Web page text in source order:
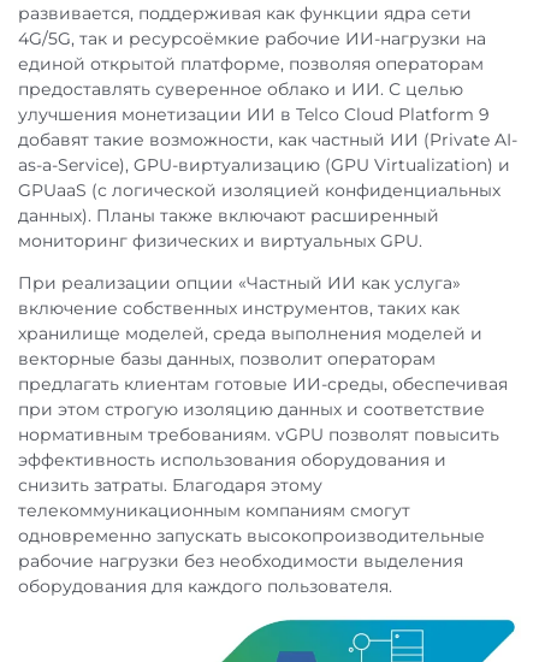
развивается, поддерживая как функции ядра сети
4G/5G, так и ресурсоёмкие рабочие ИИ-нагрузки на
единой открытой платформе, позволяя операторам
предоставлять суверенное облако и ИИ. С целью
улучшения монетизации ИИ в Telco Cloud Platform 9
добавят такие возможности, как частный ИИ (Private AI-
as-a-Service), GPU-виртуализацию (GPU Virtualization) и
GPUaaS (с логической изоляцией конфиденциальных
данных). Планы также включают расширенный
мониторинг физических и виртуальных GPU.
При реализации опции «Частный ИИ как услуга»
включение собственных инструментов, таких как
хранилище моделей, среда выполнения моделей и
векторные базы данных, позволит операторам
предлагать клиентам готовые ИИ-среды, обеспечивая
при этом строгую изоляцию данных и соответствие
нормативным требованиям. vGPU позволят повысить
эффективность использования оборудования и
снизить затраты. Благодаря этому
телекоммуникационным компаниям смогут
одновременно запускать высокопроизводительные
рабочие нагрузки без необходимости выделения
оборудования для каждого пользователя.